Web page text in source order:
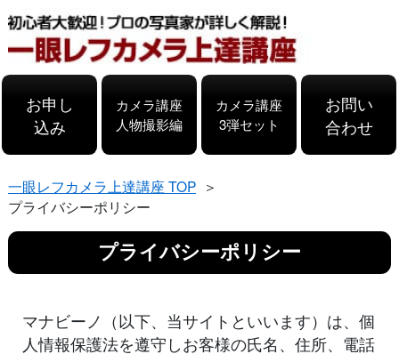
お申し
込み
カメラ講座
人物撮影編
カメラ講座
3弾セット
お問い
合わせ
一眼レフカメラ上達講座 TOP
プライバシーポリシー
プライバシーポリシー
マナビーノ（以下、当サイトといいます）は、個
人情報保護法を遵守しお客様の氏名、住所、電話